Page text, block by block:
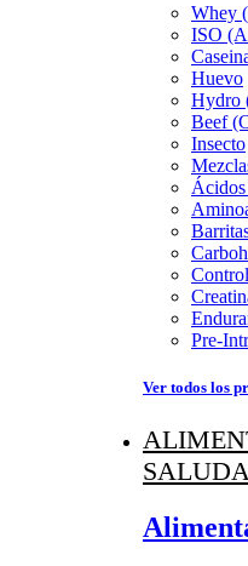
Whey
ISO
Huevo
Hydro
Beef
Insecto
Ácidos
Pre-
Ver todos los